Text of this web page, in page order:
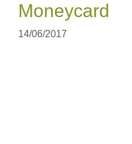
Moneycard
14/06/2017